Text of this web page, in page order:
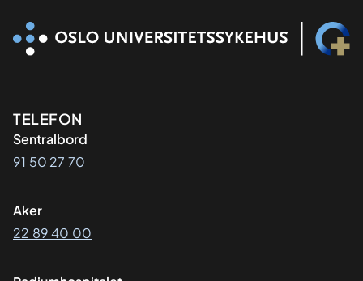
Kontaktinformasjon
TELEFON
Sentralbord
91 50 27 70
Aker
22 89 40 00